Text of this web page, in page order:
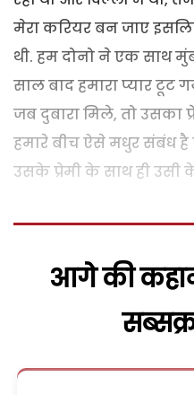
मेरा करियर बन जाए
थी. हम दोनो ने एक साथ
साल बाद हमारा प्यार टूट
जब दुबारा मिले, तो उसका
हमारे बीच ऐसे मधुर
उसके प्रेमी के साथ ही उसी के
आगे की